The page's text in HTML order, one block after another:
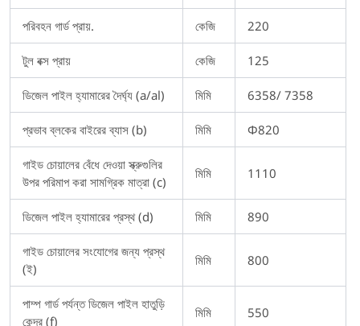
পরিবহন গার্ড প্রায়. কেজি 220
টুল বক্স প্রায় কেজি 125
ডিজেল পাইল হ্যামারের দৈর্ঘ্য (a/al) মিমি 6358/ 7358
প্রভাব ব্লকের বাইরের ব্যাস (b) মিমি Φ820
গাইড চোয়ালের বেঁধে দেওয়া স্ক্রুগুলির
উপর পরিমাপ করা সামগ্রিক মাত্রা (c)
মিমি 1110
ডিজেল পাইল হ্যামারের প্রস্থ (d) মিমি 890
গাইড চোয়ালের সংযোগের জন্য প্রস্থ
(ই)
মিমি 800
পাম্প গার্ড পর্যন্ত ডিজেল পাইল হাতুড়ি
কেন্দ্র (f)
মিমি 550